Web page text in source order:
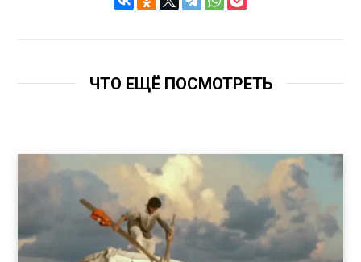
ЧТО ЕЩЁ ПОСМОТРЕТЬ